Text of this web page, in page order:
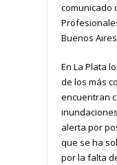
comunicado
Buenos Aires
En La Plata
de los más
encuentran
alerta por
que se ha
por la falta